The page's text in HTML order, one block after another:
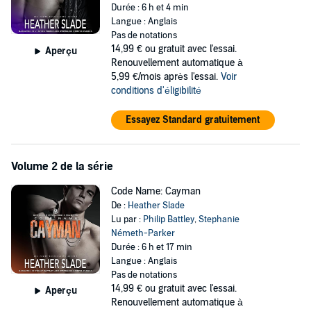
Aperçu
Durée : 6 h et 4 min
Langue : Anglais
Pas de notations
14,99 € ou gratuit avec l'essai.
Renouvellement automatique à
5,99 €/mois après l'essai. Voir
conditions d'éligibilité
Essayez Standard gratuitement
Volume 2 de la série
Aperçu
Code Name: Cayman
De : Heather Slade
Lu par : Philip Battley,Stephanie
Németh-Parker
Durée : 6 h et 17 min
Langue : Anglais
Pas de notations
14,99 € ou gratuit avec l'essai.
Renouvellement automatique à